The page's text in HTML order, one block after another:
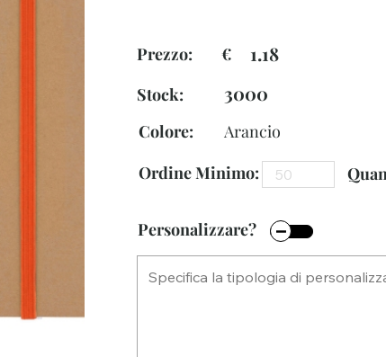
Prezzo: € 1.18
Stock: 3000
Arancio
Colore:
Ordine Minimo:
Personalizzare?